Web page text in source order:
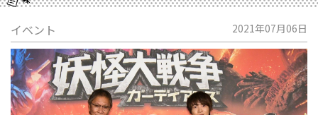
イベント 2021年07月06日